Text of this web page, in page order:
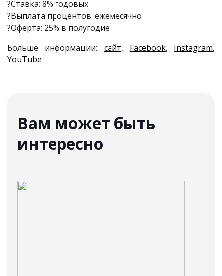
?Ставка: 8% годовых
?Выплата процентов: ежемесячно
?Оферта: 25% в полугодие
Больше информации: сайт, Facebook, Instagram,
YouTube
Вам может быть
интересно